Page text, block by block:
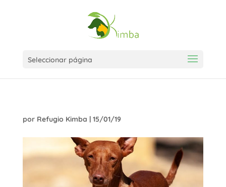
Seleccionar página
por Refugio Kimba | 15/01/19